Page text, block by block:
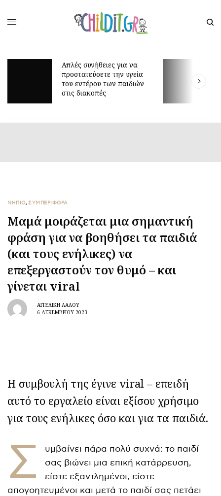
Απλές συνήθειες για να
προστατεύσετε την υγεία
του εντέρου των παιδιών
στις διακοπές
είναι
ΝΗΠΙΟ,ΣΥΜΠΕΡΙΦΟΡΑ
Μαμά μοιράζεται μια σημαντική
φράση για να βοηθήσει τα παιδιά
(και τους ενήλικες) να
επεξεργαστούν τον θυμό – και
γίνεται viral
ΑΓΓΕΛΙΚΉ ΛΆΛΟΥ
6 ΔΕΚΕΜΒΡΊΟΥ 2023
Η συμβουλή της έγινε viral – επειδή
αυτό το εργαλείο είναι εξίσου χρήσιμο
για τους ενήλικες όσο και για τα παιδιά.
Σ
υμβαίνει πάρα πολύ συχνά: το παιδί
σας βιώνει μια επική κατάρρευση,
είστε εξαντλημένοι, είστε
απογοητευμένοι και μετά το παιδί σας πετάει